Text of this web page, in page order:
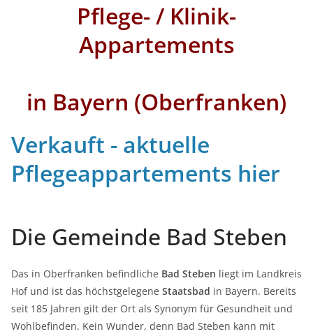
Pflege- / Klinik-
Appartements
in Bayern (Oberfranken)
Verkauft - aktuelle
Pflegeappartements hier
Die Gemeinde Bad Steben
Das in Oberfranken befindliche Bad Steben liegt im Landkreis
Hof und ist das höchstgelegene Staatsbad in Bayern. Bereits
seit 185 Jahren gilt der Ort als Synonym für Gesundheit und
Wohlbefinden. Kein Wunder, denn Bad Steben kann mit